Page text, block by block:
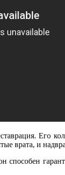
Его
врата, и
способен